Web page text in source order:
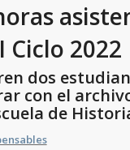
I Ciclo 2022
dos
con el
de